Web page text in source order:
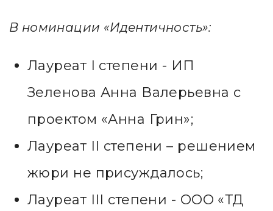
В номинации «Идентичность»:
Лауреат I степени - ИП
Зеленова Анна Валерьевна с
проектом «Анна Грин»;
Лауреат II степени – решением
жюри не присуждалось;
Лауреат III степени - ООО «ТД